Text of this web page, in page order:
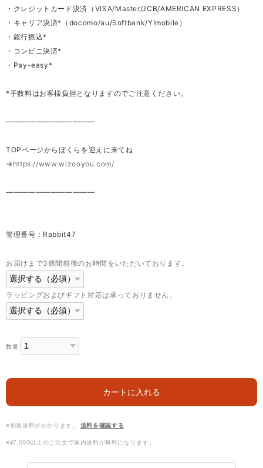
・クレジットカード決済（VISA/Master/JCB/AMERICAN EXPRESS）
・キャリア決済*（docomo/au/Softbank/Y!mobile）
・銀行振込*
・コンビニ決済*
・Pay-easy*
*手数料はお客様負担となりますのでご注意ください。
————————————
TOPページからぼくらを迎えに来てね
→ https://www.wizooyou.com/
————————————
管理番号：Rabbit47
お届けまで3週間前後のお時間をいただいております。
ラッピングおよびギフト対応は承っておりません。
数量
カートに入れる
※別途送料がかかります。 送料を確認する
※¥7,000以上のご注文で国内送料が無料になります。